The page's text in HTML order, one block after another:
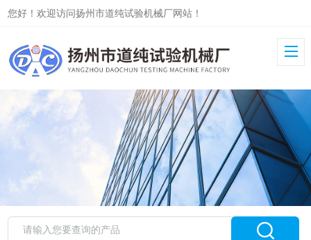
您好！欢迎访问扬州市道纯试验机械厂网站！